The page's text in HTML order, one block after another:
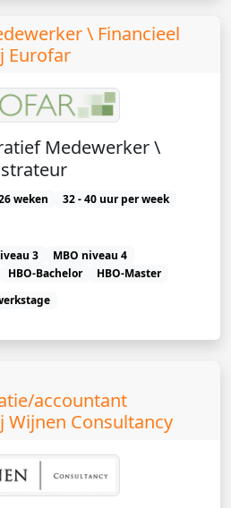
\ Financieel
Eurofar
Medewerker \
weken
32 - 40 uur per week
3
MBO niveau 4
HBO-Bachelor
HBO-Master
accountant
Wijnen Consultancy